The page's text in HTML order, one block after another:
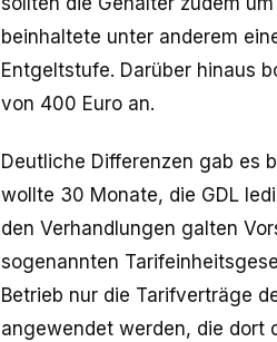
beinhaltete unter anderem
Entgeltstufe. Darüber hinaus
von 400 Euro an.
Deutliche Differenzen gab es
wollte 30 Monate, die GDL
den Verhandlungen galten
sogenannten
Betrieb nur die Tarifverträge
angewendet werden, die dort